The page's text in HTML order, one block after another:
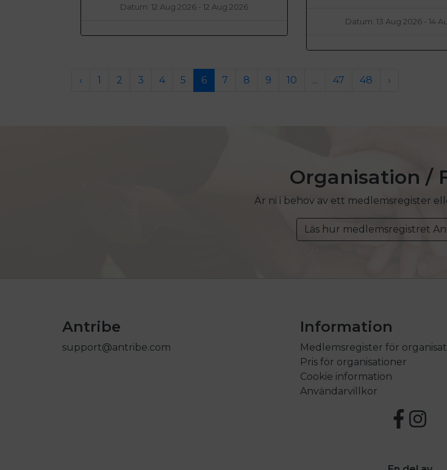
Datum: 12 Aug 2026 - 12 Aug 2026
Datum: 13 Aug 2026 - 14
‹ 1 2 3 4 5 6 7 8 9 10 ... 47 48 ›
Organisation /
Är ni i behov av ett medlemsregister
Läs hur medlemsregistret
Antribe
support@antribe.com
Information
Medlemsregister för
Pris för organisationer
Cookie information
Användarvillkor